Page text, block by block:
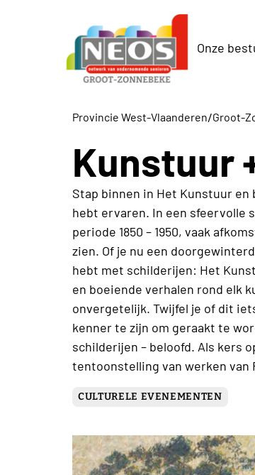
Onze
Provincie West-Vlaanderen/Groot-
Kunstuur
Stap binnen in Het Kunstuur
hebt ervaren. In een sfeervolle
periode 1850 – 1950, vaak
zien. Of je nu een
hebt met schilderijen: Het
en boeiende verhalen rond elk
onvergetelijk. Twijfel je of dit
kenner te zijn om geraakt te
schilderijen – beloofd. Als kers
tentoonstelling van werken van
CULTURELE EVENEMENTEN